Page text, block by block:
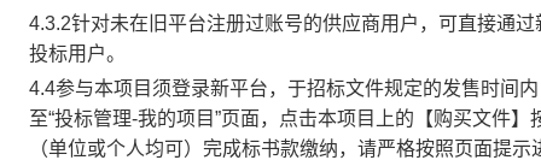
4.3.2针对未在旧平台注册过账号的供应商用户，可直接通
投标用户。
4.4参与本项目须登录新平台，于招标文件规定的发售时间
至“投标管理-我的项目”页面，点击本项目上的【购买文件
（单位或个人均可）完成标书款缴纳，请严格按照页面提